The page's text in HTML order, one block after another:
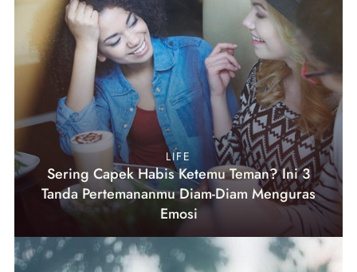
LIFE
Sering Capek Habis Ketemu Teman? Ini 3
Tanda Pertemananmu Diam-Diam Menguras
Emosi